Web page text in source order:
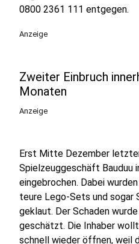
0800 2361 111 entgegen.
Anzeige
Zweiter Einbruch
Monaten
Anzeige
Erst Mitte Dezember
Spielzeuggeschäft Bauduu
eingebrochen. Dabei
teure Lego-Sets und sogar
geklaut. Der Schaden
geschätzt. Die Inhaber
schnell wieder öffnen, weil